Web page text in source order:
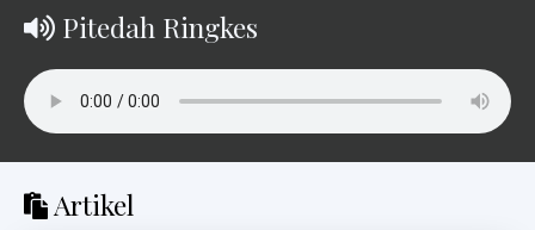
Pitedah Ringkes
Artikel